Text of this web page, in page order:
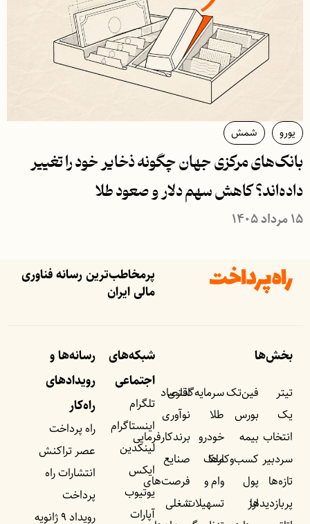
یورو شمش
بانک‌های مرکزی جهان چگونه ذخایر خود را تغییر
داده‌اند؟ کاهش سهم دلار و صعود طلا
۱۵ مرداد ۱۴۰۵
پرمخاطب‌ترین رسانه فناوری
مالی ایران
بخش‌ها
تیتر
یک
انتخاب
سردبیر
تازه‌ها
پربازدید‌ها
فین‌تک
بورس
بیمه
کسب‌وکار‌ها
پول
ارز
سرمایه‌گذاری
طلا
خودرو
ملک
وام و
تسهیلات
اقتصاد
نوآوری
برندکارفرمایی
صنایع
فرصت‌های
شغلی
شبکه‌های
اجتماعی
تلگرام
اینستاگرام
لینکدین
ایکس
یوتیوب
آپارات
رسانه‌ها و
رویداد‌های
راه‌کار
راه پرداخت
عصر تراکنش
انتشارات راه
پرداخت
رویداد ۹ ژانویه